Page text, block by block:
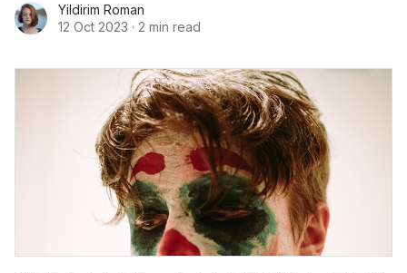
Yildirim Roman
12 Oct 2023 · 2 min read